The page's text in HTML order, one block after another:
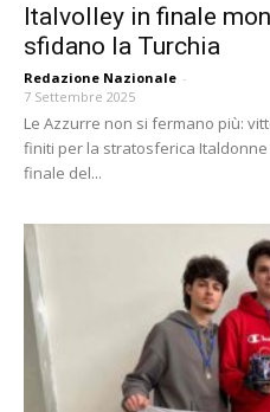
Italvolley in finale
sfidano la Turchia
Redazione Nazionale -
7 Settembre 2025
Le Azzurre non si fermano più:
finiti per la stratosferica Italdonne
finale del...